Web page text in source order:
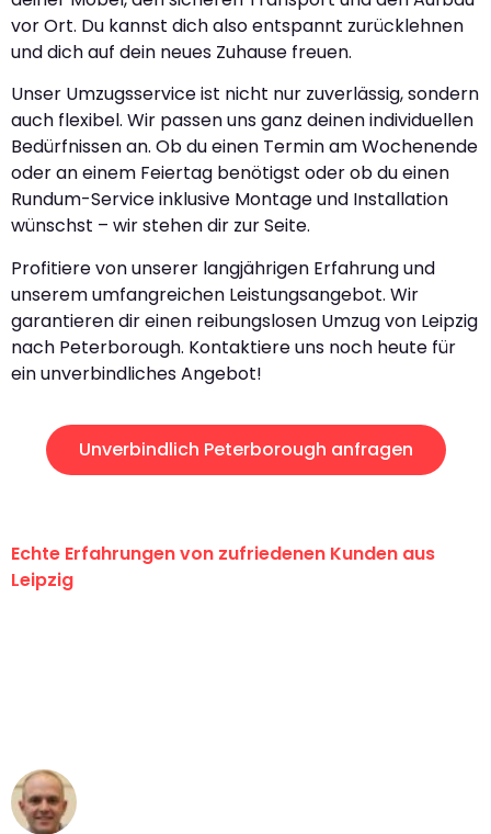
vor Ort. Du kannst dich also entspannt zurücklehnen
und dich auf dein neues Zuhause freuen.
Unser Umzugsservice ist nicht nur zuverlässig, sondern
auch flexibel. Wir passen uns ganz deinen individuellen
Bedürfnissen an. Ob du einen Termin am Wochenende
oder an einem Feiertag benötigst oder ob du einen
Rundum-Service inklusive Montage und Installation
wünschst – wir stehen dir zur Seite.
Profitiere von unserer langjährigen Erfahrung und
unserem umfangreichen Leistungsangebot. Wir
garantieren dir einen reibungslosen Umzug von Leipzig
nach Peterborough. Kontaktiere uns noch heute für
ein unverbindliches Angebot!
Unverbindlich Peterborough anfragen
Echte Erfahrungen von zufriedenen Kunden aus
Leipzig